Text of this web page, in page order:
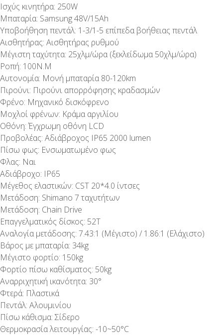
Ισχύς κινητήρα: 250W
Μπαταρία: Samsung 48V/15Ah
Υποβοήθηση πεντάλ: 1-3/1-5 επίπεδα βοήθειας πεντάλ
Αισθητήρας: Αισθητήρας ρυθμού
Μέγιστη ταχύτητα: 25χλμ/ώρα (ξεκλείδωμα 50χλμ/ώρα)
Ροπή: 100Ν.Μ
Αυτονομία: Μονή μπαταρία 80-120km
Πιρούνι: Πιρούνι απορρόφησης κραδασμών
Φρένο: Μηχανικό δισκόφρενο
Μοχλοί φρένων: Κράμα αργιλίου
Οθόνη: Έγχρωμη οθόνη LCD
Προβολέας: Αδιάβροχος IP65 2000 lumen
Πίσω φως: Ενσωματωμένο φως
Φλας: Ναι
Αδιάβροχο: IP65
Μέγεθος ελαστικών: CST 20*4.0 ίντσες
Μετάδοση: Shimano 7 ταχυτήτων
Μετάδοση: Chain Drive
Επαγγελματικός δίσκος: 52Τ
Αναλογία μετάδοσης: 7.43:1 (Μέγιστο) / 1.86:1 (Ελάχιστο)
Βάρος με μπαταρία: 34kg
Μέγιστο φορτίο: 150kg
Φορτίο πίσω καθίσματος: 50kg
Αναρριχητική ικανότητα: 30°
Φτερά: Πλαστικά
Πεντάλ: Αλουμινίου
Πίσω κάθισμα: Σίδερο
Θερμοκρασία λειτουργίας: -10~50°C